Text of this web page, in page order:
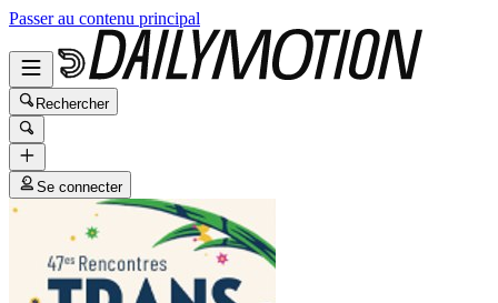
Passer au contenu principal
Rechercher
Se connecter